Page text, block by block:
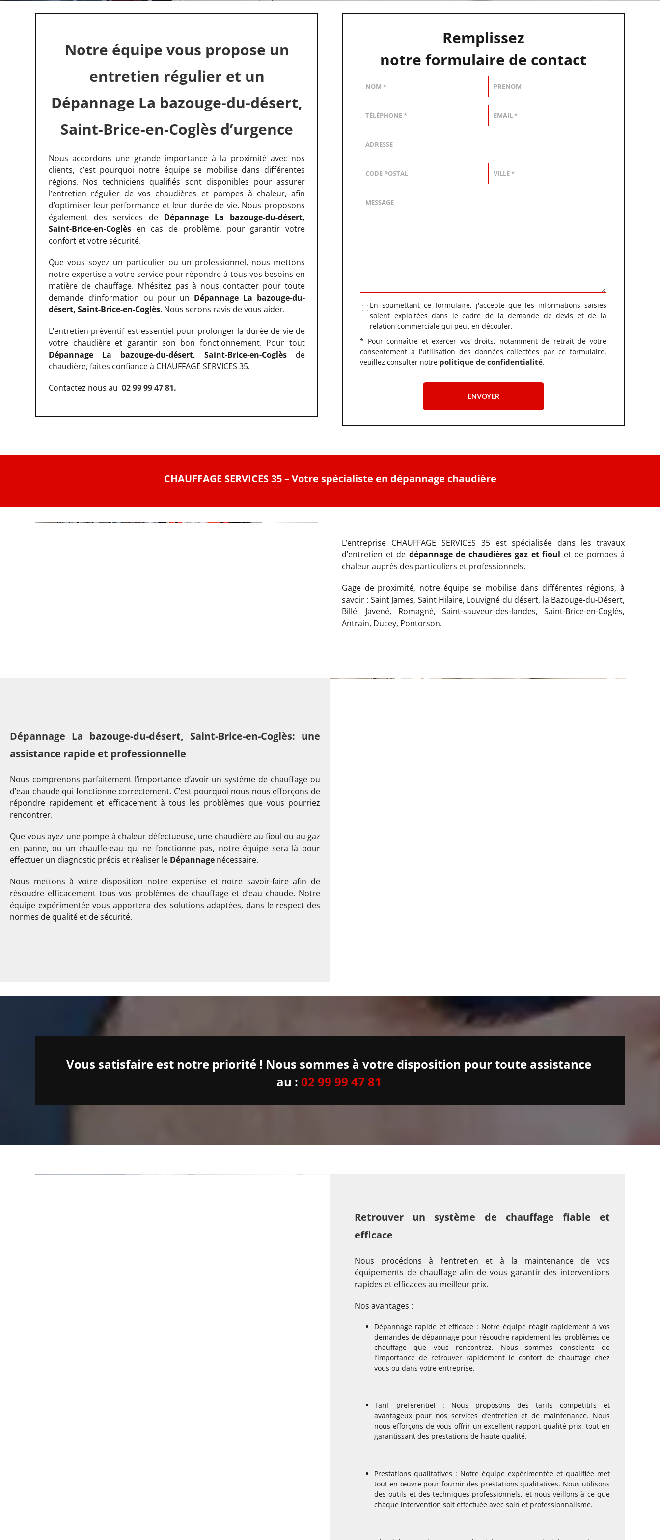
Notre équipe vous propose un
entretien régulier et un
Dépannage La bazouge-du-désert,
Saint-Brice-en-Coglès d’urgence
Nous accordons une grande importance à la proximité avec nos
clients, c’est pourquoi notre équipe se mobilise dans différentes
régions. Nos techniciens qualifiés sont disponibles pour assurer
l’entretien régulier de vos chaudières et pompes à chaleur, afin
d’optimiser leur performance et leur durée de vie. Nous proposons
également des services de Dépannage La bazouge-du-désert,
Saint-Brice-en-Coglès en cas de problème, pour garantir votre
confort et votre sécurité.
Que vous soyez un particulier ou un professionnel, nous mettons
notre expertise à votre service pour répondre à tous vos besoins en
matière de chauffage. N’hésitez pas à nous contacter pour toute
demande d’information ou pour un Dépannage La bazouge-du-
désert, Saint-Brice-en-Coglès. Nous serons ravis de vous aider.
L’entretien préventif est essentiel pour prolonger la durée de vie de
votre chaudière et garantir son bon fonctionnement. Pour tout
Dépannage La bazouge-du-désert, Saint-Brice-en-Coglès de
chaudière, faites confiance à CHAUFFAGE SERVICES 35.
Contactez nous au 02 99 99 47 81.
Remplissez
notre formulaire de contact
En soumettant ce formulaire, j'accepte que les informations saisies
soient exploitées dans le cadre de la demande de devis et de la
relation commerciale qui peut en découler.
* Pour connaître et exercer vos droits, notamment de retrait de votre
consentement à l'utilisation des données collectées par ce formulaire,
veuillez consulter notre politique de confidentialité.
CHAUFFAGE SERVICES 35 – Votre spécialiste en dépannage chaudière
L’entreprise CHAUFFAGE SERVICES 35 est spécialisée dans les travaux
d’entretien et de dépannage de chaudières gaz et fioul et de pompes à
chaleur auprès des particuliers et professionnels.
Gage de proximité, notre équipe se mobilise dans différentes régions, à
savoir : Saint James, Saint Hilaire, Louvigné du désert, la Bazouge-du-Désert,
Billé, Javené, Romagné, Saint-sauveur-des-landes, Saint-Brice-en-Coglès,
Antrain, Ducey, Pontorson.
Dépannage La bazouge-du-désert, Saint-Brice-en-Coglès: une
assistance rapide et professionnelle
Nous comprenons parfaitement l’importance d’avoir un système de chauffage ou
d’eau chaude qui fonctionne correctement. C’est pourquoi nous nous efforçons de
répondre rapidement et efficacement à tous les problèmes que vous pourriez
rencontrer.
Que vous ayez une pompe à chaleur défectueuse, une chaudière au fioul ou au gaz
en panne, ou un chauffe-eau qui ne fonctionne pas, notre équipe sera là pour
effectuer un diagnostic précis et réaliser le Dépannage nécessaire.
Nous mettons à votre disposition notre expertise et notre savoir-faire afin de
résoudre efficacement tous vos problèmes de chauffage et d’eau chaude. Notre
équipe expérimentée vous apportera des solutions adaptées, dans le respect des
normes de qualité et de sécurité.
Vous satisfaire est notre priorité ! Nous sommes à votre disposition pour toute assistance
au : 02 99 99 47 81
Retrouver un système de chauffage fiable et
efficace
Nous procédons à l’entretien et à la maintenance de vos
équipements de chauffage afin de vous garantir des interventions
rapides et efficaces au meilleur prix.
Nos avantages :
Dépannage rapide et efficace : Notre équipe réagit rapidement à vos
demandes de dépannage pour résoudre rapidement les problèmes de
chauffage que vous rencontrez. Nous sommes conscients de
l’importance de retrouver rapidement le confort de chauffage chez
vous ou dans votre entreprise.
Tarif préférentiel : Nous proposons des tarifs compétitifs et
avantageux pour nos services d’entretien et de maintenance. Nous
nous efforçons de vous offrir un excellent rapport qualité-prix, tout en
garantissant des prestations de haute qualité.
Prestations qualitatives : Notre équipe expérimentée et qualifiée met
tout en œuvre pour fournir des prestations qualitatives. Nous utilisons
des outils et des techniques professionnels, et nous veillons à ce que
chaque intervention soit effectuée avec soin et professionnalisme.